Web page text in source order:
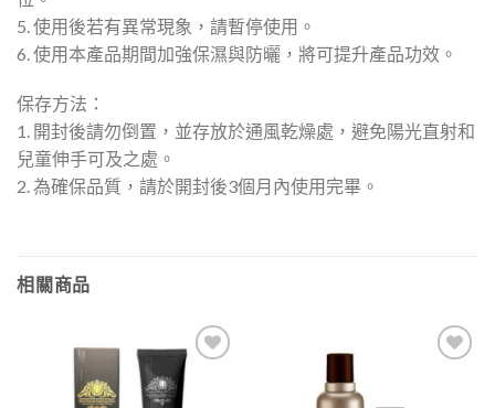
5. 使用後若有異常現象，請暫停使用。
6. 使用本產品期間加強保濕與防曬，將可提升產品功效。
保存方法：
1. 開封後請勿倒置，並存放於通風乾燥處，避免陽光直射和
兒童伸手可及之處。
2. 為確保品質，請於開封後3個月內使用完畢。
相關商品